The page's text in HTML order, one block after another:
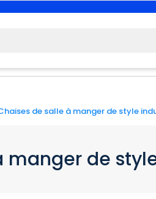
de salle à manger de style
manger de